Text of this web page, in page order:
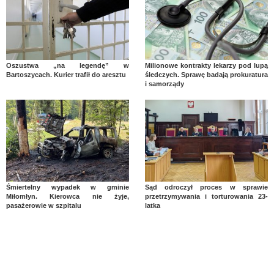
Oszustwa „na legendę” w
Bartoszycach. Kurier trafił do aresztu
Milionowe kontrakty lekarzy pod lupą
śledczych. Sprawę badają prokuratura
i samorządy
Śmiertelny wypadek w gminie
Miłomłyn. Kierowca nie żyje,
pasażerowie w szpitalu
Sąd odroczył proces w sprawie
przetrzymywania i torturowania 23-
latka